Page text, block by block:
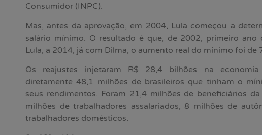
Consumidor (INPC).
Mas, antes da aprovação, em 2004, Lula começou a
salário mínimo. O resultado é que, de 2002, primeiro ano
Lula, a 2014, já com Dilma, o aumento real do mínimo foi de
Os reajustes injetaram R$ 28,4 bilhões na
diretamente 48,1 milhões de brasileiros que tinham o
seus rendimentos. Foram 21,4 milhões de beneficiários
milhões de trabalhadores assalariados, 8 milhões de
trabalhadores domésticos.